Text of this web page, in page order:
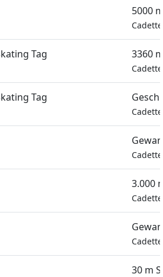
5000
Tag 3360
Tag
3.000
30 m